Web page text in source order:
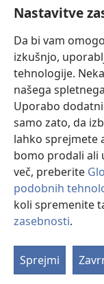
Nastavitve
Da bi vam
izkušnjo,
tehnologije.
našega
Uporabo
samo zato, da
lahko sprejmete
bomo prodali ali
več, preberite
podobnih
koli spremenite
zasebnosti.
Sprejmi
(odpre
novo
okno) Watchtowerjeva
(odpre
novo
okno) JW Hub
(odpre
novo
okno)JW Library
Watchtower
Copyright© 2026
POGOJI UPORABE